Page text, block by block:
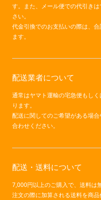
す。また、メール便での代引き
さい。
代金引換でのお支払いの際は、
ます。
配送業者について
通常はヤマト運輸の宅急便もし
ります。
配送に関してのご希望がある場
合わせください。
配送・送料について
7,000円以上のご購入で、送料は
注文の際に加算される送料を商品